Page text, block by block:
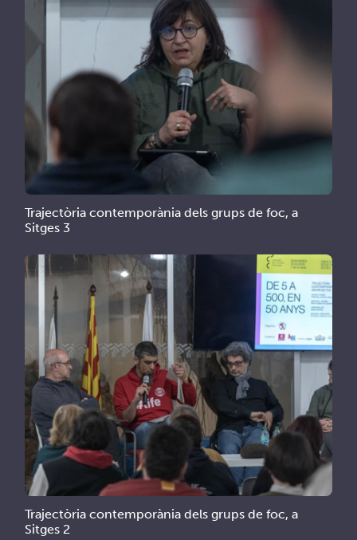
Trajectòria contemporània dels grups de foc, a
Sitges 3
Trajectòria contemporània dels grups de foc, a
Sitges 2